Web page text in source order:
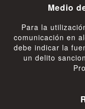
Medio
Para la
comunicación en
debe indicar la
un delito